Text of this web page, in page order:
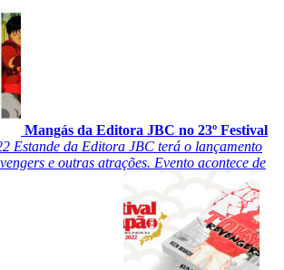
Mangás da Editora JBC no 23º Festival
Estande da Editora JBC terá o lançamento
e outras atrações. Evento acontece de